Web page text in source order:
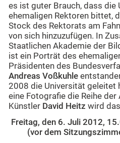
es ist guter Brauch, dass die
ehemaligen Rektoren bittet,
Stock des Rektorats am
von sich hinzuzufügen. In
Staatlichen Akademie der
ist ein Porträt des
Präsidenten des
Andreas Voßkuhle
2008 die Universität geleitet
eine Fotografie die Reihe
Künstler David Heitz wird
Freitag, den 6. Juli 2012,
(vor dem